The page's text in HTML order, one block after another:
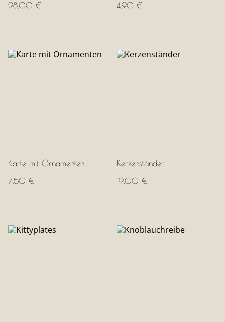
28,00 €
4,90 €
Karte mit Ornamenten
7,50 €
Kerzenständer
19,00 €